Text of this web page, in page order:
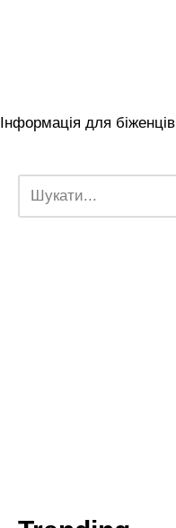
Iнформація для біженців